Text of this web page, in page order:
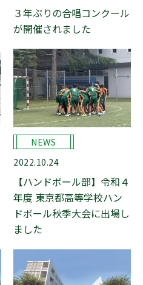
３年ぶりの合唱コンクール
が開催されました
NEWS
2022.10.24
【ハンドボール部】令和４
年度 東京都高等学校ハン
ドボール秋季大会に出場し
ました